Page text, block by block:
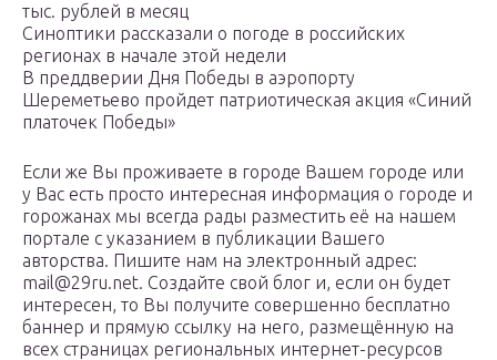
тыс. рублей в месяц
Синоптики рассказали о погоде в российских
регионах в начале этой недели
В преддверии Дня Победы в аэропорту
Шереметьево пройдет патриотическая акция «Синий
платочек Победы»
Если же Вы проживаете в городе Вашем городе или
у Вас есть просто интересная информация о городе и
горожанах мы всегда рады разместить её на нашем
портале с указанием в публикации Вашего
авторства. Пишите нам на электронный адрес:
mail@29ru.net. Создайте свой блог и, если он будет
интересен, то Вы получите совершенно бесплатно
баннер и прямую ссылку на него, размещённую на
всех страницах региональных интернет-ресурсов